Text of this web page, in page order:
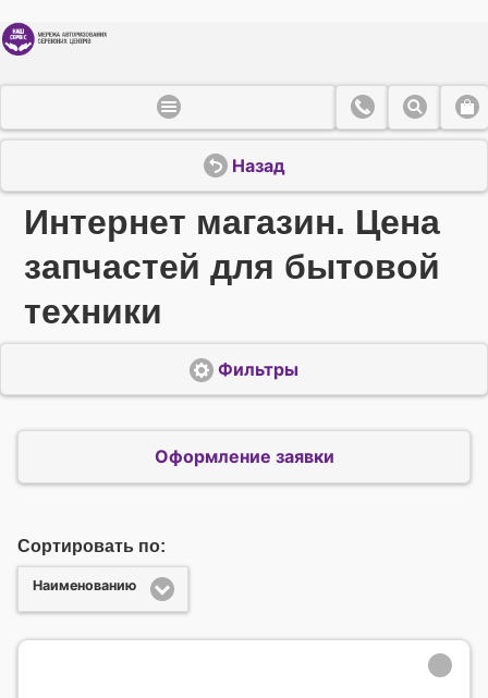
Назад
Интернет магазин. Цена
запчастей для бытовой
техники
Фильтры
Оформление заявки
Сортировать по:
Наименованию